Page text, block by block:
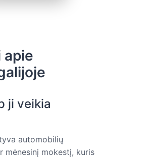
apie
ji veikia
automobilių
mėnesinį mokestį, kuris